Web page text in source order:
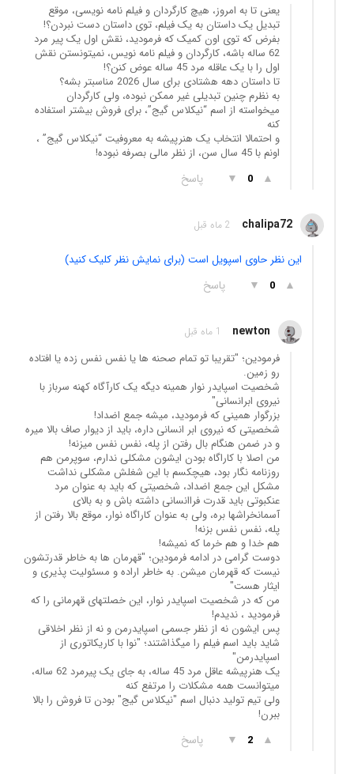
یعنی تا به امروز، هیچ کارگردان و فیلم نامه نویسی، موقع
تبدیل یک داستان به یک فیلم، توی داستان دست نبردن؟!
بفرض که توی اون کمیک که فرمودید، نقش اول یک پیر مرد
62 ساله باشه، کارگردان و فیلم نامه نویس، نمیتونستن نقش
اول را با یک عاقله مرد 45 ساله عوض کنن؟!
تا داستان دهه هشتادی برای سال 2026 مناسبتر بشه؟
به نظرم چنین تبدیلی غیر ممکن نبوده، ولی کارگردان
میخواسته از اسم “نیکلاس گیج”، برای فروش بیشتر استفاده
کنه
و احتمالا انتخاب یک هنرپیشه به معروفیت “نیکلاس گیج” ،
اونم با 45 سال سن، از نظر مالی بصرفه نبوده!
▲
0
▼ پاسخ
chalipa72 2 ماه قبل
این نظر حاوی اسپویل است (برای نمایش نظر کلیک کنید)
▲
0
▼ پاسخ
newton 1 ماه قبل
فرمودین؛ "تقریبا تو تمام صحنه ها یا نفس نفس زده یا افتاده
رو زمین.
شخصیت اسپایدر نوار همینه دیگه یک کارآگاه کهنه سرباز با
نیروی ابرانسانی"
بزرگوار همینی که فرمودید، میشه جمع اضداد!
شخصیتی که نیروی ابر انسانی داره، باید از دیوار صاف بالا میره
و در ضمن هنگام بال رفتن از پله، نفس نفس میزنه!
من اصلا با کاراگاه بودن ایشون مشکلی ندارم، سوپرمن هم
روزنامه نگار بود، هیچکسم با این شغلش مشکلی نداشت
مشکل این جمع اضداد، شخصیتی که باید به عنوان مرد
عنکبوتی باید قدرت فراانسانی داشته باش و به بالای
آسمانخراشها بره، ولی به عنوان کاراگاه نوار، موقع بالا رفتن از
پله، نفس نفس بزنه!
هم خدا و هم خرما که نمیشه!
دوست گرامی در ادامه فرمودین؛ "قهرمان ها به خاطر قدرتشون
نیست که قهرمان میشن. به خاطر اراده و مسئولیت پذیری و
ایثار هست"
من که در شخصیت اسپایدر نوار، این خصلتهای قهرمانی را که
فرمودید ، ندیدم!
پس ایشون نه از نظر جسمی اسپایدرمن و نه از نظر اخلاقی
شاید باید اسم فیلم را میگذاشتند؛ "نوا با کاریکاتوری از
اسپایدرمن"
یک هنرپیشه عاقل مرد 45 ساله، به جای یک پیرمرد 62 ساله،
میتوانست همه مشکلات را مرتفع کنه
ولی تیم تولید دنبال اسم "نیکلاس گیج" بودن تا فروش را بالا
ببرن!
▲
2
▼ پاسخ